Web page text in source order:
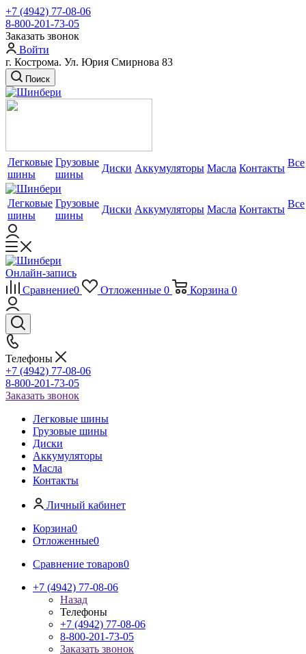
+7 (4942) 77-08-06
8-800-201-73-05
Заказать звонок
Войти
г. Кострома. Ул. Юрия Смирнова 83
Поиск
Легковые
шины
Грузовые
шины
Диски Аккумуляторы Масла Контакты Все
Легковые
шины
Грузовые
шины
Диски Аккумуляторы Масла Контакты Все
Онлайн-запись
Сравнение0 Отложенные 0 Корзина 0
Телефоны
+7 (4942) 77-08-06
8-800-201-73-05
Заказать звонок
Легковые шины
Грузовые шины
Диски
Аккумуляторы
Масла
Контакты
Личный кабинет
Корзина0
Отложенные0
Сравнение товаров0
+7 (4942) 77-08-06
Назад
Телефоны
+7 (4942) 77-08-06
8-800-201-73-05
Заказать звонок